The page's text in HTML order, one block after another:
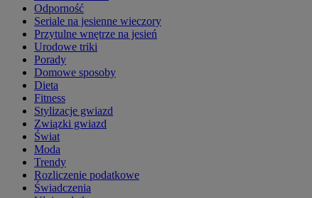
Odporność
Seriale na jesienne wieczory
Przytulne wnętrze na jesień
Urodowe triki
Porady
Domowe sposoby
Dieta
Fitness
Stylizacje gwiazd
Związki gwiazd
Świat
Moda
Trendy
Rozliczenie podatkowe
Świadczenia